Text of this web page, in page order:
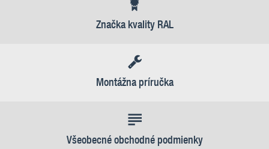
Značka kvality RAL
Montážna príručka
Všeobecné obchodné podmienky